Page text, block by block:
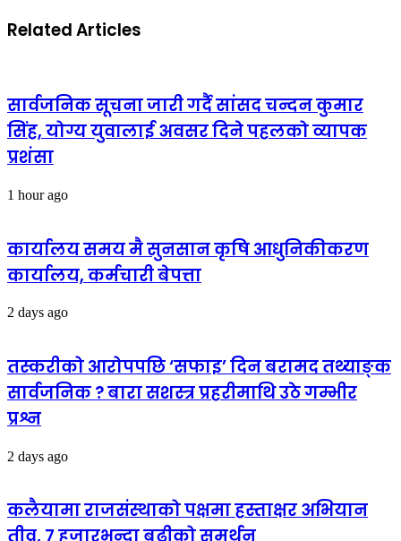
Related Articles
सार्वजनिक सूचना जारी गर्दै सांसद चन्दन कुमार
सिंह, योग्य युवालाई अवसर दिने पहलको व्यापक
प्रशंसा
1 hour ago
कार्यालय समय मै सुनसान कृषि आधुनिकीकरण
कार्यालय, कर्मचारी बेपत्ता
2 days ago
तस्करीको आरोपपछि ‘सफाइ’ दिन बरामद तथ्याङ्क
सार्वजनिक ? बारा सशस्त्र प्रहरीमाथि उठे गम्भीर
प्रश्न
2 days ago
कलैयामा राजसंस्थाको पक्षमा हस्ताक्षर अभियान